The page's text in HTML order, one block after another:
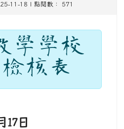
11-18 | 點閱數： 571
學學校
核表
17日